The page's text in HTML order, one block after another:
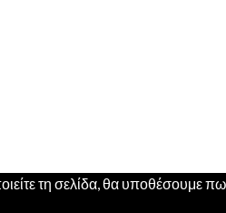
τη σελίδα, θα υποθέσουμε